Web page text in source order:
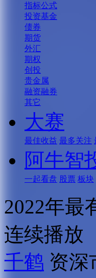
指标公式
投资基金
债券
期货
外汇
期权
创投
贵金属
融资融券
其它
大赛
最佳收益 最多关注
阿牛智
一起看盘 股票 板块
2022年最
连续播放
千鹤 资深